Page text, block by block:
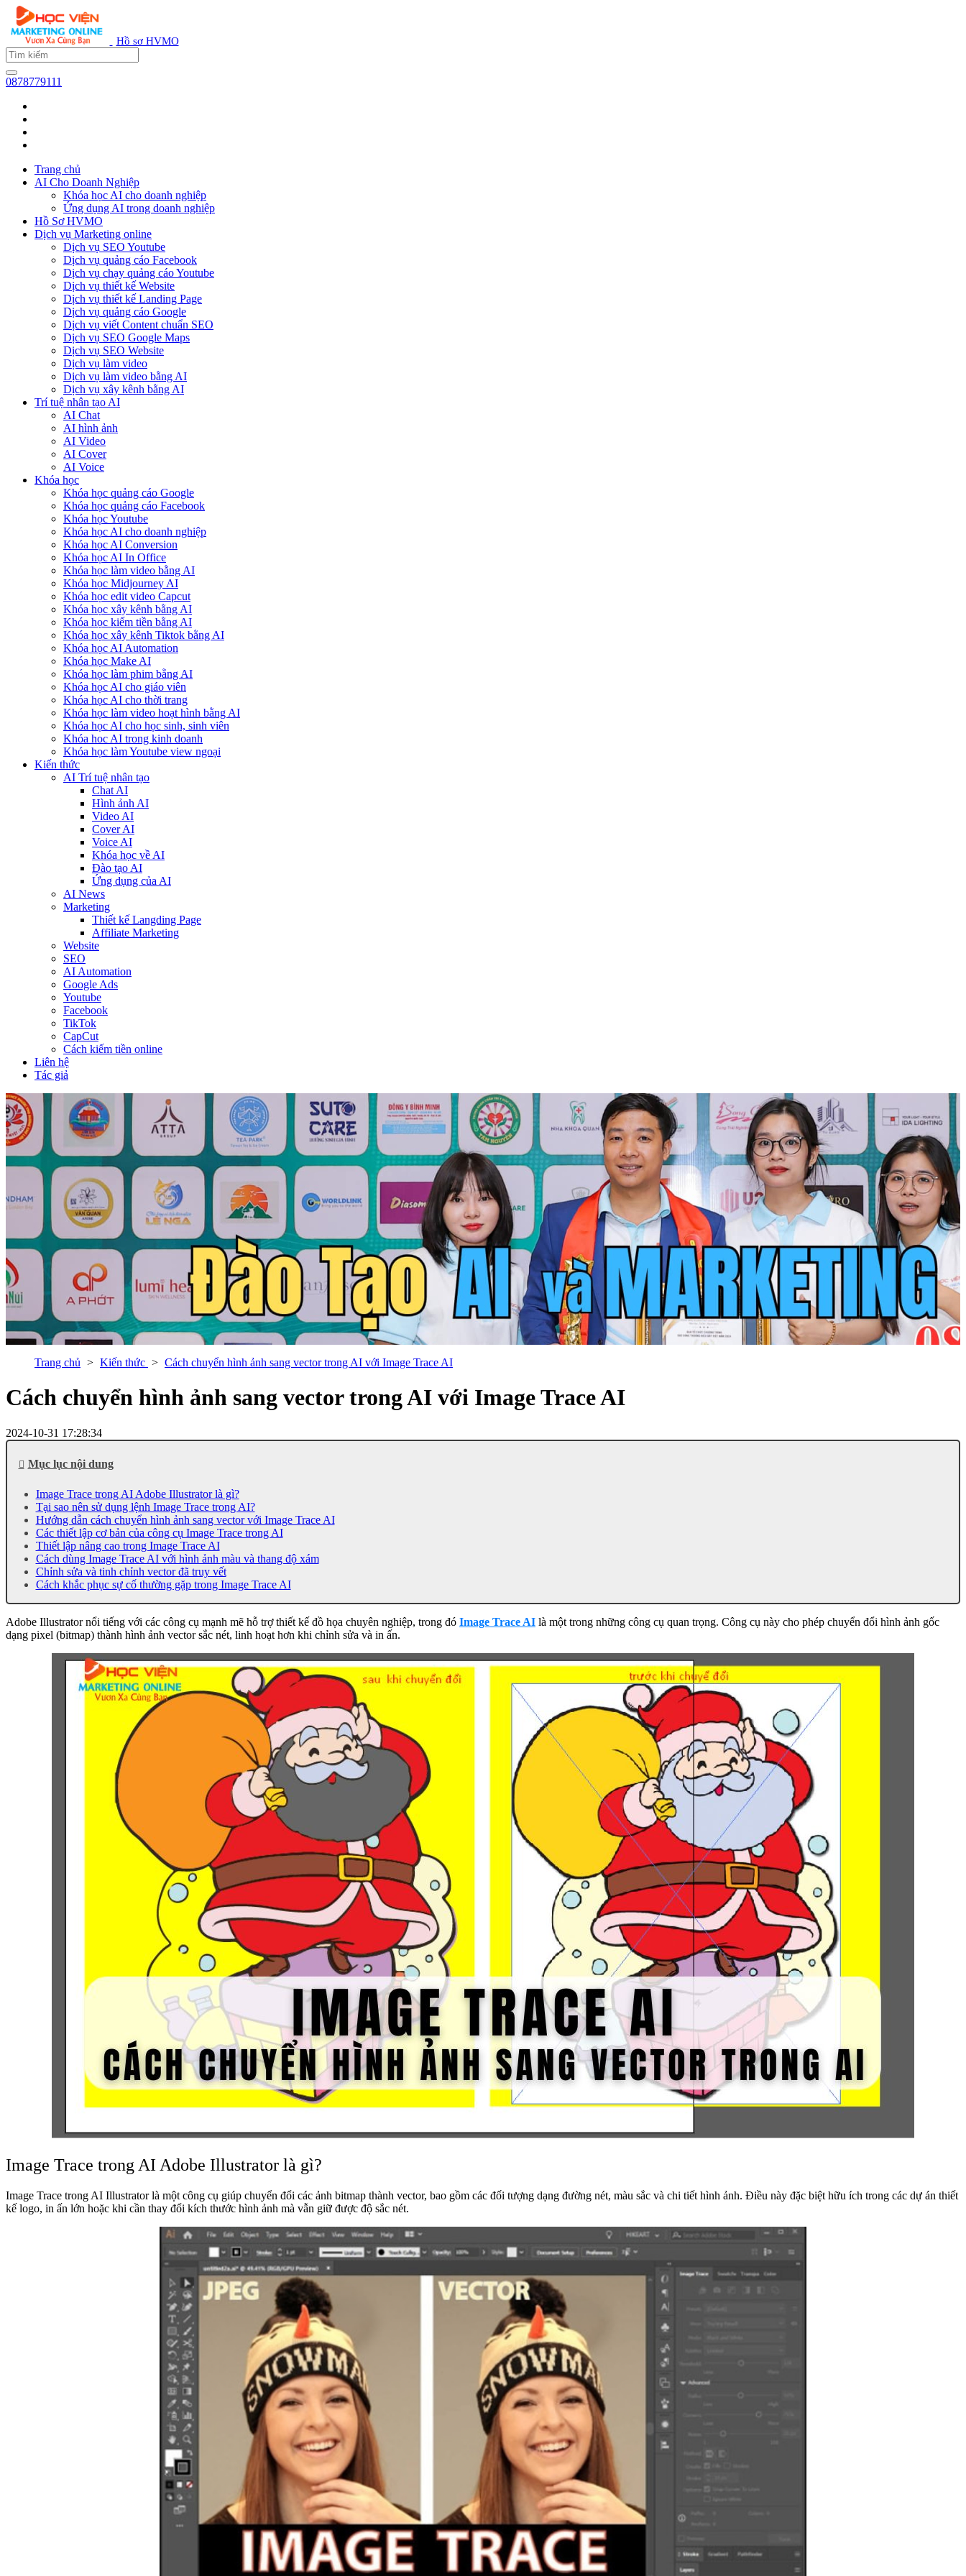
Hồ sơ HVMO
0878779111
Trang chủ
AI Cho Doanh Nghiệp
Khóa học AI cho doanh nghiệp
Ứng dụng AI trong doanh nghiệp
Hồ Sơ HVMO
Dịch vụ Marketing online
Dịch vụ SEO Youtube
Dịch vụ quảng cáo Facebook
Dịch vụ chạy quảng cáo Youtube
Dịch vụ thiết kế Website
Dịch vụ thiết kế Landing Page
Dịch vụ quảng cáo Google
Dịch vụ viết Content chuẩn SEO
Dịch vụ SEO Google Maps
Dịch vụ SEO Website
Dịch vụ làm video
Dịch vụ làm video bằng AI
Dịch vụ xây kênh bằng AI
Trí tuệ nhân tạo AI
AI Chat
AI hình ảnh
AI Video
AI Cover
AI Voice
Khóa học
Khóa học quảng cáo Google
Khóa học quảng cáo Facebook
Khóa học Youtube
Khóa học AI cho doanh nghiệp
Khóa học AI Conversion
Khóa học AI In Office
Khóa học làm video bằng AI
Khóa học Midjourney AI
Khóa học edit video Capcut
Khóa học xây kênh bằng AI
Khóa học kiếm tiền bằng AI
Khóa học xây kênh Tiktok bằng AI
Khóa học AI Automation
Khóa học Make AI
Khóa học làm phim bằng AI
Khóa học AI cho giáo viên
Khóa học AI cho thời trang
Khóa học làm video hoạt hình bằng AI
Khóa học AI cho học sinh, sinh viên
Khóa hoc AI trong kinh doanh
Khóa học làm Youtube view ngoại
Kiến thức
AI Trí tuệ nhân tạo
Chat AI
Hình ảnh AI
Video AI
Cover AI
Voice AI
Khóa học về AI
Đào tạo AI
Ứng dụng của AI
AI News
Marketing
Thiết kế Langding Page
Affiliate Marketing
Website
SEO
AI Automation
Google Ads
Youtube
Facebook
TikTok
CapCut
Cách kiếm tiền online
Liên hệ
Tác giả
Trang chủ Kiến thức Cách chuyển hình ảnh sang vector trong AI với Image Trace AI
Cách chuyển hình ảnh sang vector trong AI với Image Trace AI
2024-10-31 17:28:34
Mục lục nội dung
Image Trace trong AI Adobe Illustrator là gì?
Tại sao nên sử dụng lệnh Image Trace trong AI?
Hướng dẫn cách chuyển hình ảnh sang vector với Image Trace AI
Các thiết lập cơ bản của công cụ Image Trace trong AI
Thiết lập nâng cao trong Image Trace AI
Cách dùng Image Trace AI với hình ảnh màu và thang độ xám
Chỉnh sửa và tinh chỉnh vector đã truy vết
Cách khắc phục sự cố thường gặp trong Image Trace AI
Adobe Illustrator nổi tiếng với các công cụ mạnh mẽ hỗ trợ thiết kế đồ họa chuyên nghiệp, trong đó Image Trace AI là một trong những công cụ quan trọng. Công cụ này cho phép chuyển đổi hình ảnh gốc
dạng pixel (bitmap) thành hình ảnh vector sắc nét, linh hoạt hơn khi chỉnh sửa và in ấn.
Image Trace trong AI Adobe Illustrator là gì?
Image Trace trong AI Illustrator là một công cụ giúp chuyển đổi các ảnh bitmap thành vector, bao gồm các đối tượng dạng đường nét, màu sắc và chi tiết hình ảnh. Điều này đặc biệt hữu ích trong các dự án thiết
kế logo, in ấn lớn hoặc khi cần thay đổi kích thước hình ảnh mà vẫn giữ được độ sắc nét.